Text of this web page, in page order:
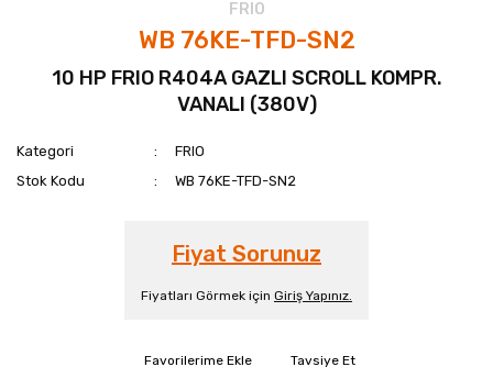
FRIO
WB 76KE-TFD-SN2
10 HP FRIO R404A GAZLI SCROLL KOMPR.
VANALI (380V)
Kategori
FRIO
Stok Kodu
WB 76KE-TFD-SN2
Fiyat Sorunuz
Fiyatları Görmek için Giriş Yapınız.
Tavsiye Et